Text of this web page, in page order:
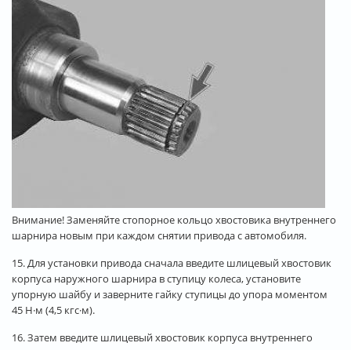
Внимание! Заменяйте стопорное кольцо хвостовика внутреннего
шарнира новым при каждом снятии привода с автомобиля.
15. Для установки привода сначала введите шлицевый хвостовик
корпуса наружного шарнира в ступицу колеса, установите
упорную шайбу и заверните гайку ступицы до упора моментом
45 Н·м (4,5 кгс·м).
16. Затем введите шлицевый хвостовик корпуса внутреннего